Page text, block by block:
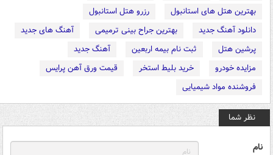
بهترین هتل های استانبول
رزرو هتل استانبول
دانلود آهنگ جدید
بهترین جراح بینی ترمیمی
آهنگ های جدید
پرشین هتل
ثبت نام بیمه اربعین
آهنگ جدید
مزایده خودرو
خرید بلیط استخر
قیمت ورق آهن پرایس
فروشنده مواد شیمیایی
نظر شما
نام